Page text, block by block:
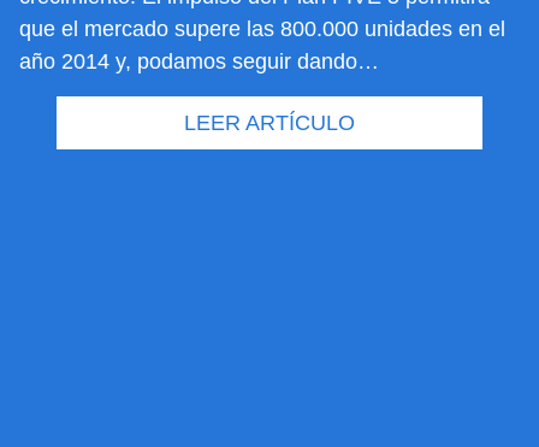
que el mercado supere las 800.000 unidades en el
año 2014 y, podamos seguir dando…
LEER ARTÍCULO